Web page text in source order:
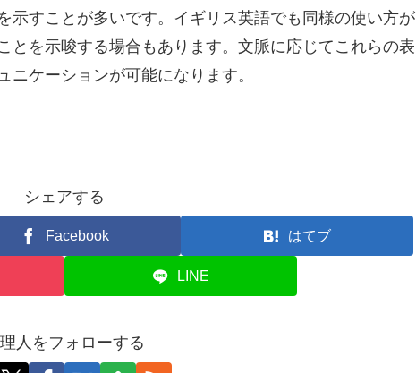
示すことが多いです。イギリス英語でも同様の使い方が
とを示唆する場合もあります。文脈に応じてこれらの表
ケーションが可能になります。
シェアする
Facebook はてブ
LINE
人をフォローする